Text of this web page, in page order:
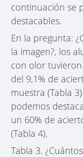
continuación se
destacables.
En la pregunta:
la imagen?, los
con olor
del 9,1% de
muestra (Tabla
podemos
un 60% de
(Tabla 4).
Tabla 3.